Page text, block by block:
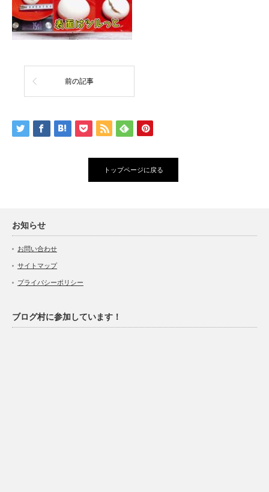
前の記事
トップページに戻る
お知らせ
お問い合わせ
サイトマップ
プライバシーポリシー
ブログ村に参加しています！